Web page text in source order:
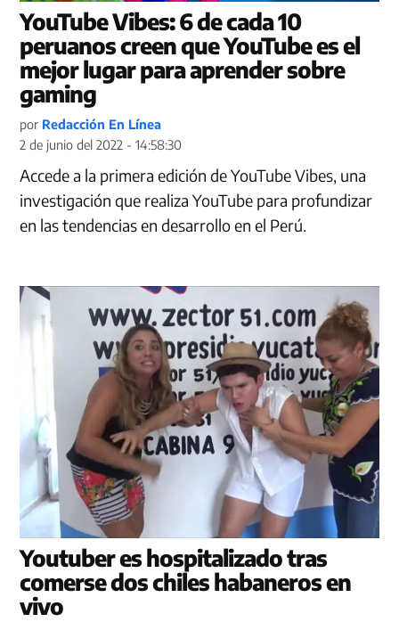
YouTube Vibes: 6 de cada 10
peruanos creen que YouTube es el
mejor lugar para aprender sobre
gaming
por Redacción En Línea
2 de junio del 2022 - 14:58:30
Accede a la primera edición de YouTube Vibes, una
investigación que realiza YouTube para profundizar
en las tendencias en desarrollo en el Perú.
Youtuber es hospitalizado tras
comerse dos chiles habaneros en
vivo